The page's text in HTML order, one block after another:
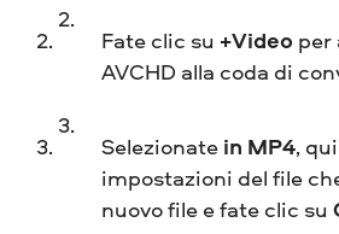
Fate clic su +Video per
AVCHD alla coda di
Selezionate in MP4,
impostazioni del file
nuovo file e fate clic su